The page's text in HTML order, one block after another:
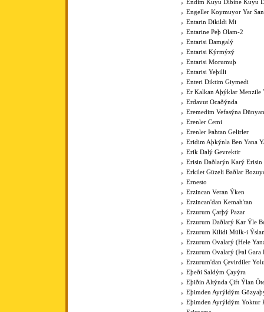
Endim Kuyu Dibine Kuyu
Engeller Koymuyor Yar
Entarin Dikildi Mi
Entarine Peþ Olam-2
Entarisi Damgalý
Entarisi Kýrmýzý
Entarisi Morumuþ
Entarisi Yeþilli
Enteri Diktim Giymedi
Er Kalkan Aþýklar Menzile
Erdavut Ocaðýnda
Eremedim Vefasýna
Erenler Cemi
Erenler Þahtan Gelirler
Eridim Aþkýnla Ben Yana
Erik Dalý Gevrektir
Erisin Daðlarýn Karý Erisin
Erkilet Güzeli Baðlar
Ernesto
Erzincan Veran Ýken
Erzincan'dan Kemah'tan
Erzurum Çarþý Pazar
Erzurum Daðlarý Kar Ýle
Erzurum Kilidi Mülk-i
Erzurum Ovalarý (Hele
Erzurum Ovalarý (Þal Gara
Erzurum'dan Çevirdiler
Eþeði Saldým Çayýra
Eþiðin Altýnda Çift Ýlan
Eþimden Ayrýldým
Eþimden Ayrýldým Yoktur